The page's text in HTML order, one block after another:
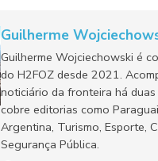
Guilherme
Guilherme Wojciechowski é
do H2FOZ desde 2021.
noticiário da fronteira há duas
cobre editorias como
Argentina, Turismo, Esporte,
Segurança Pública.